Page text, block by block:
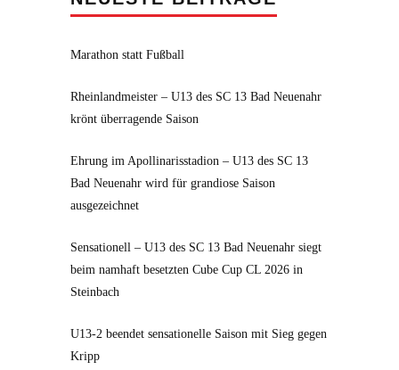
Marathon statt Fußball
Rheinlandmeister – U13 des SC 13 Bad Neuenahr
krönt überragende Saison
Ehrung im Apollinarisstadion – U13 des SC 13
Bad Neuenahr wird für grandiose Saison
ausgezeichnet
Sensationell – U13 des SC 13 Bad Neuenahr siegt
beim namhaft besetzten Cube Cup CL 2026 in
Steinbach
U13-2 beendet sensationelle Saison mit Sieg gegen
Kripp